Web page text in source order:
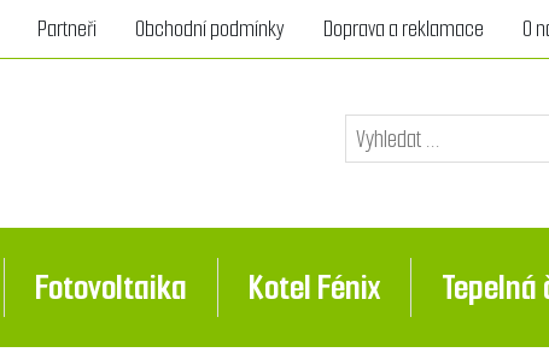
Partneři Obchodní podmínky Doprava a reklamace O
Fotovoltaika Kotel Fénix